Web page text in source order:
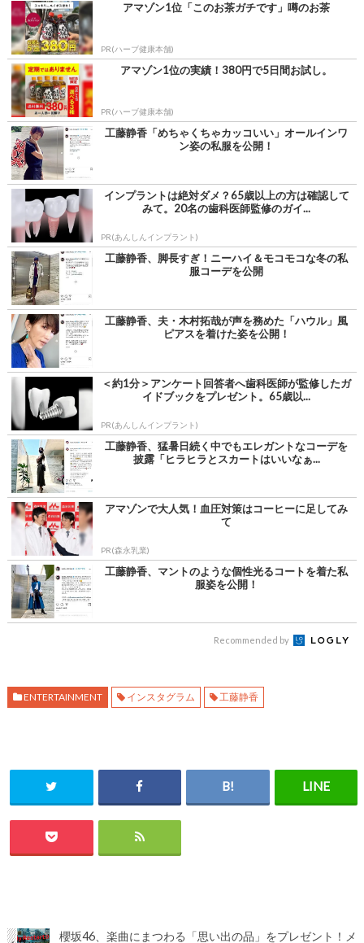
アマゾン1位「このお茶ガチです」噂のお茶
PR(ハーブ健康本舗)
アマゾン1位の実績！380円で5日間お試し。
PR(ハーブ健康本舗)
工藤静香「めちゃくちゃカッコいい」オールインワ
ン姿の私服を公開！
インプラントは絶対ダメ？65歳以上の方は確認して
みて。20名の歯科医師監修のガイ...
PR(あんしんインプラント)
工藤静香、脚長すぎ！ニーハイ＆モコモコな冬の私
服コーデを公開
工藤静香、夫・木村拓哉が声を務めた「ハウル」風
ピアスを着けた姿を公開！
＜約1分＞アンケート回答者へ歯科医師が監修したガ
イドブックをプレゼント。65歳以...
PR(あんしんインプラント)
工藤静香、猛暑日続く中でもエレガントなコーデを
披露「ヒラヒラとスカートはいいなぁ...
アマゾンで大人気！血圧対策はコーヒーに足してみ
て
PR(森永乳業)
工藤静香、マントのような個性光るコートを着た私
服姿を公開！
Recommended by
ENTERTAINMENT インスタグラム 工藤静香
櫻坂46、楽曲にまつわる「思い出の品」をプレゼント！メ